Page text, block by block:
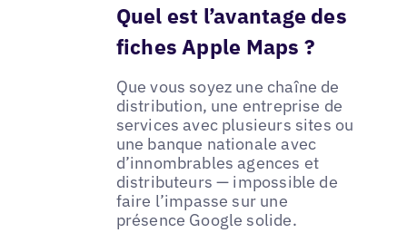
Quel est l’avantage des
fiches Apple Maps ?
Que vous soyez une chaîne de
distribution, une entreprise de
services avec plusieurs sites ou
une banque nationale avec
d’innombrables agences et
distributeurs — impossible de
faire l’impasse sur une
présence Google solide.